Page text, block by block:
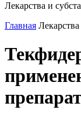
Лекарства и
Главная